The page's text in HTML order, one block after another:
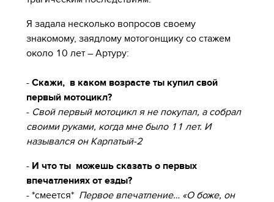
Я задала несколько вопросов своему
знакомому, заядлому мотогонщику со стажем
около 10 лет – Артуру:
- Скажи, в каком возрасте ты купил свой
первый мотоцикл?
- Свой первый мотоцикл я не покупал, а собрал
своими руками, когда мне было 11 лет. И
назывался он Карпатый-2
- И что ты можешь сказать о первых
впечатлениях от езды?
- *смеется* Первое впечатление… «О боже, он